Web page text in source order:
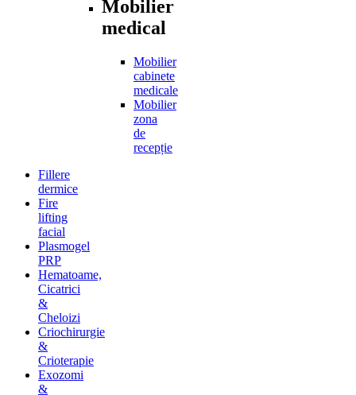
Mobilier
medical
Mobilier
cabinete
medicale
Mobilier
zona
de
recepție
Fillere
dermice
Fire
lifting
facial
Plasmogel
PRP
Hematoame,
Cicatrici
&
Cheloizi
Criochirurgie
&
Crioterapie
Exozomi
&